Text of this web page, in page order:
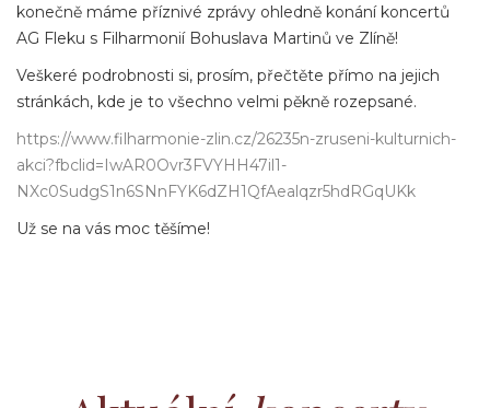
konečně máme příznivé zprávy ohledně konání koncertů
AG Fleku s Filharmonií Bohuslava Martinů ve Zlíně!
Veškeré podrobnosti si, prosím, přečtěte přímo na jejich
stránkách, kde je to všechno velmi pěkně rozepsané.
https://www.filharmonie-zlin.cz/26235n-zruseni-kulturnich-
akci?fbclid=IwAR0Ovr3FVYHH47il1-
NXc0SudgS1n6SNnFYK6dZH1QfAealqzr5hdRGqUKk
Už se na vás moc těšíme!